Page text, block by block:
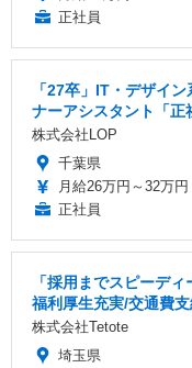
正社員
「27卒」IT・デザイ
ナーアシスタント「正
株式会社LOP
千葉県
月給26万円～32万円
正社員
「採用までスピーデ
福利厚生充実/交通費
株式会社Tetote
埼玉県